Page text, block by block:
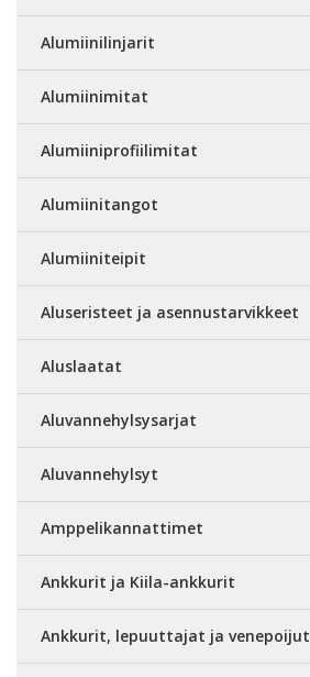
Alumiinilinjarit
Alumiinimitat
Alumiiniprofiilimitat
Alumiinitangot
Alumiiniteipit
Aluseristeet ja asennustarvikkeet
Aluslaatat
Aluvannehylsysarjat
Aluvannehylsyt
Amppelikannattimet
Ankkurit ja Kiila-ankkurit
Ankkurit, lepuuttajat ja venepoijut